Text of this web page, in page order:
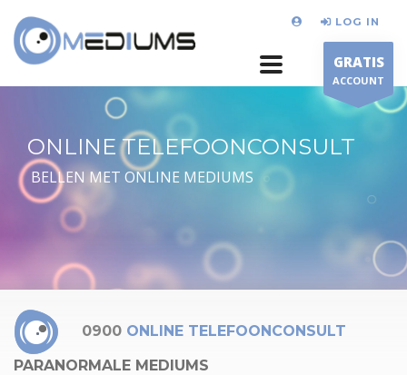
LOG IN
GRATIS
ACCOUNT
ONLINE TELEFOONCONSULT
BELLEN MET ONLINE MEDIUMS
0900 ONLINE TELEFOONCONSULT
PARANORMALE MEDIUMS